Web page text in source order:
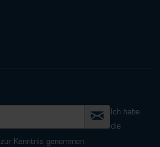
Ich habe
die
zur Kenntnis genommen.